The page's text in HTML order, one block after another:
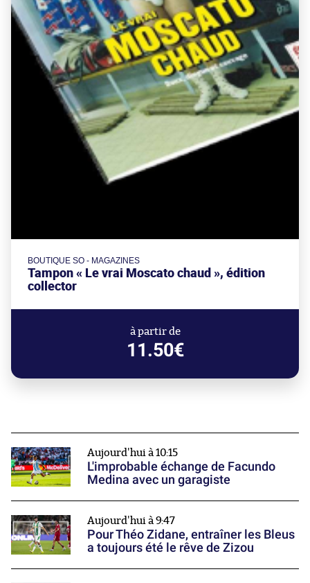
BOUTIQUE SO - MAGAZINES
Tampon « Le vrai Moscato chaud », édition
collector
à partir de
11.50€
Aujourd'hui à 10:15
L'improbable échange de Facundo
Medina avec un garagiste
Aujourd'hui à 9:47
Pour Théo Zidane, entraîner les Bleus
a toujours été le rêve de Zizou